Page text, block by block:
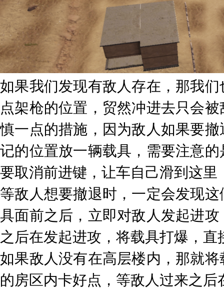
如果我们发现有敌人存在，那我
点架枪的位置，贸然冲进去只会
慎一点的措施，因为敌人如果要
记的位置放一辆载具，需要注意
要取消前进键，让车自己滑到这
等敌人想要撤退时，一定会发现
具面前之后，立即对敌人发起进
之后在发起进攻，将载具打爆，直
如果敌人没有在高层楼内，那就
的房区内卡好点，等敌人过来之后